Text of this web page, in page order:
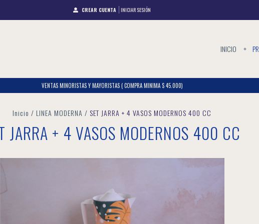
CREAR CUENTA INICIAR SESIÓN
INICIO
VENTAS MINORISTAS Y MAYORISTAS ( COMPRA MINIMA $ 45.000)
Inicio / LINEA MODERNA / SET JARRA + 4 VASOS MODERNOS 400 CC
JARRA + 4 VASOS MODERNOS 400 CC